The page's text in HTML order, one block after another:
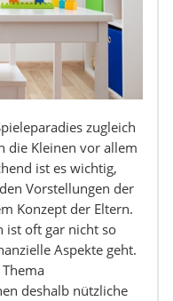
zugleich
die Kleinen vor allem
ist es wichtig,
Vorstellungen der
Konzept der Eltern.
ist oft gar nicht so
Aspekte geht.
deshalb nützliche